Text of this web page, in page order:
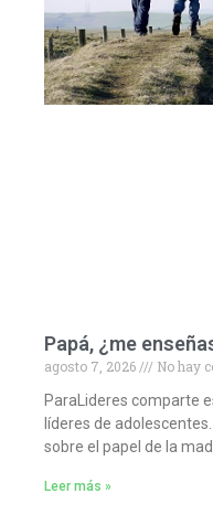
Papá, ¿me
agosto 7, 2026
No hay
ParaLideres comparte
líderes de
sobre el papel de la
Leer más »